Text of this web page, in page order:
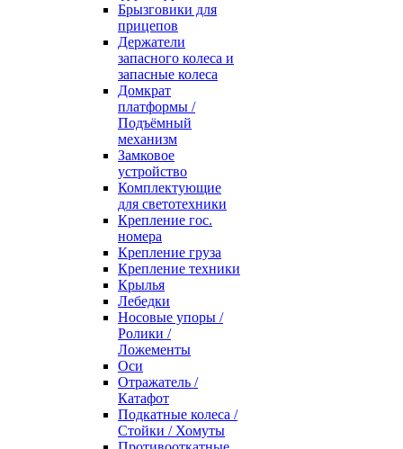
Брызговики для
прицепов
Держатели
запасного колеса и
запасные колеса
Домкрат
платформы /
Подъёмный
механизм
Замковое
устройство
Комплектующие
для светотехники
Крепление гос.
номера
Крепление груза
Крепление техники
Крылья
Лебедки
Носовые упоры /
Ролики /
Ложементы
Оси
Отражатель /
Катафот
Подкатные колеса /
Стойки / Хомуты